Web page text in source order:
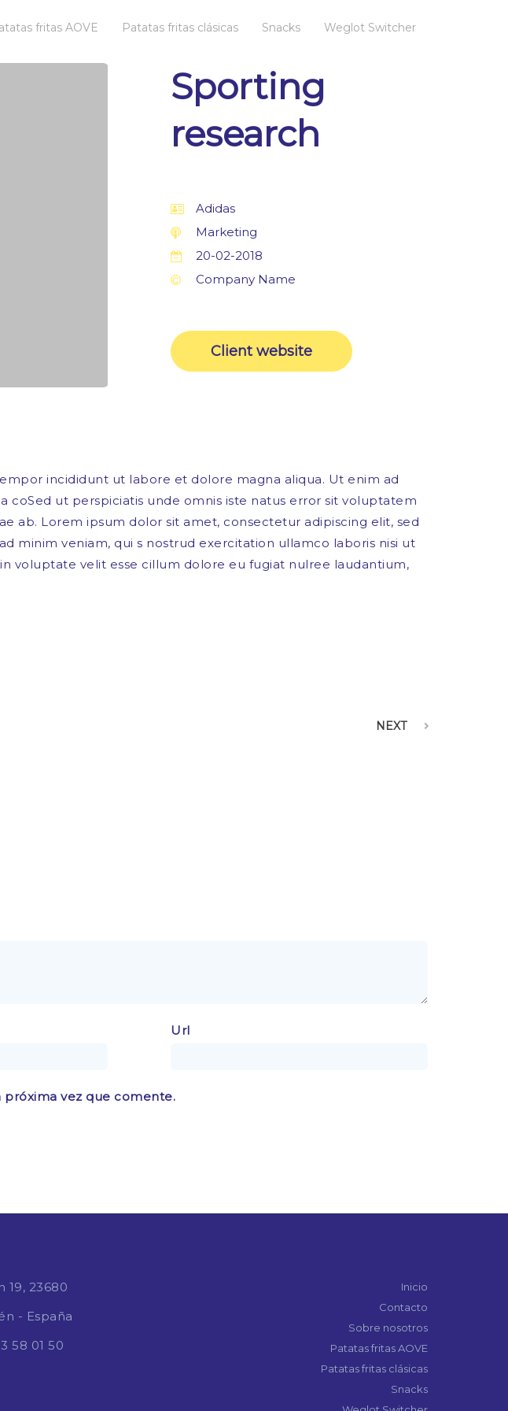
fritas AOVE Patatas fritas clásicas Snacks Weglot Switcher
Sporting
research
Adidas
Marketing
20-02-2018
Company Name
Client website
incididunt ut labore et dolore magna aliqua. Ut enim ad
coSed ut perspiciatis unde omnis iste natus error sit voluptatem
ab. Lorem ipsum dolor sit amet, consectetur adipiscing elit, sed
minim veniam, qui s nostrud exercitation ullamco laboris nisi ut
voluptate velit esse cillum dolore eu fugiat nulree laudantium,
NEXT
Url
vez que comente.
19, 23680
- España
58 01 50
Inicio
Contacto
Sobre nosotros
Patatas fritas AOVE
Patatas fritas clásicas
Snacks